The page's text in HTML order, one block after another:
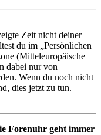
Zeit nicht deiner
du im „Persönlichen
(Mitteleuropäische
dabei nur von
Wenn du noch nicht
dies jetzt zu tun.
Forenuhr geht immer